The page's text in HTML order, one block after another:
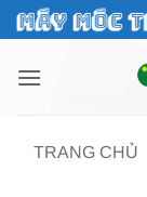
Bỏ
qua
nội
TRANG CHỦ